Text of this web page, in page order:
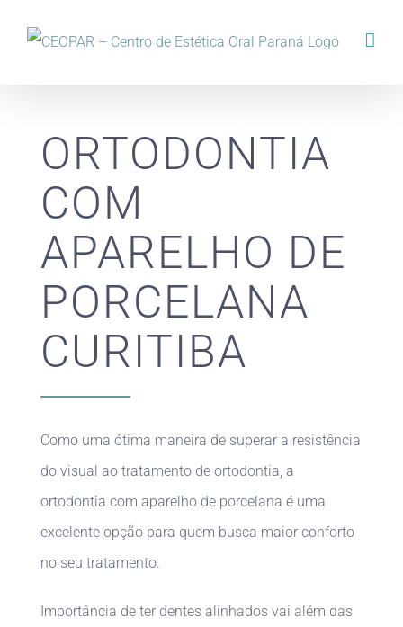
ORTODONTIA
COM
APARELHO DE
PORCELANA
CURITIBA
Como uma ótima maneira de superar a resistência
do visual ao tratamento de ortodontia, a
ortodontia com aparelho de porcelana é uma
excelente opção para quem busca maior conforto
no seu tratamento.
Importância de ter dentes alinhados vai além das